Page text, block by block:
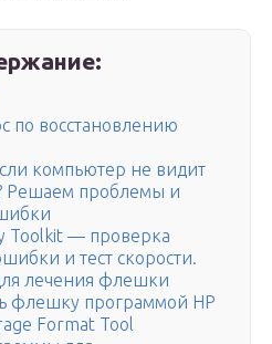
по восстановлению
компьютер не видит
Решаем проблемы и
Toolkit — проверка
и тест скорости.
лечения флешки
флешку программой HP
Format Tool